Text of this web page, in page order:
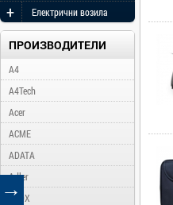
Електрични возила
+
ПРОИЗВОДИТЕЛИ
A4
A4Tech
Acer
ACME
ADATA
Adler
AFOX
→